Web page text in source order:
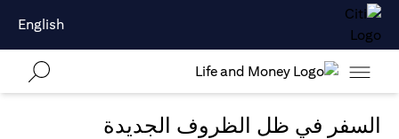
English
السفر في ظل الظروف الجديدة